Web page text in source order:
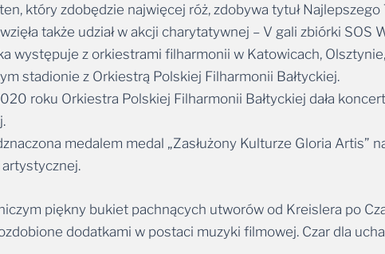
który zdobędzie najwięcej róż, zdobywa tytuł
także udział w akcji charytatywnej – V gali zbiórki SOS
występuje z orkiestrami filharmonii w Katowicach,
stadionie z Orkiestrą Polskiej Filharmonii Bałtyckiej.
roku Orkiestra Polskiej Filharmonii Bałtyckiej dała
medalem medal „Zasłużony Kulturze Gloria
piękny bukiet pachnących utworów od Kreislera po
dodatkami w postaci muzyki filmowej. Czar dla